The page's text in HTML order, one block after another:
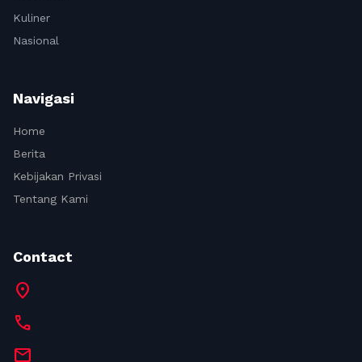
Kuliner
Nasional
Navigasi
Home
Berita
Kebijakan Privasi
Tentang Kami
Contact
location_on
call
mail